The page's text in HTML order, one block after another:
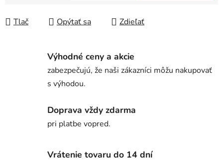
Tlač Opýtať sa Zdieľať
Výhodné ceny a akcie
zabezpečujú, že naši zákazníci môžu nakupovať
s výhodou.
Doprava vždy zdarma
pri platbe vopred.
Vrátenie tovaru do 14 dní